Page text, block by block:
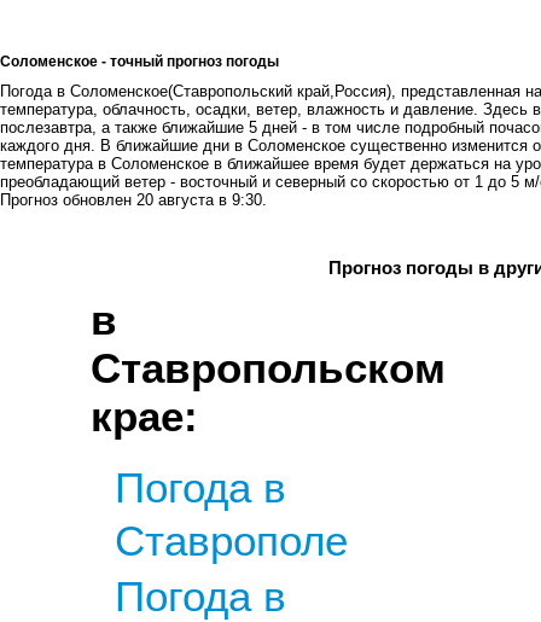
Соломенское - точный прогноз погоды
Погода в Соломенское(Ставропольский край,Россия), представленная
температура, облачность, осадки, ветер, влажность и давление. Здесь
послезавтра, а также ближайшие 5 дней - в том числе подробный
каждого дня. В ближайшие дни в Соломенское существенно изменится
температура в Соломенское в ближайшее время будет держаться на
преобладающий ветер - восточный и северный со скоростью от 1 до 5
Прогноз обновлен 20 августа в 9:30.
Прогноз погоды в
в
Ставропольском
крае:
Погода в
Ставрополе
Погода в